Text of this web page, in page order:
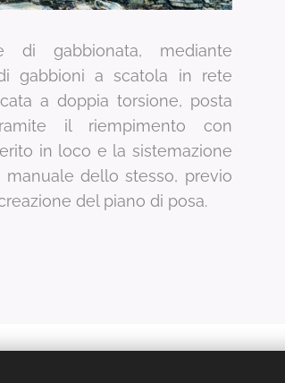
di gabbionata, mediante
gabbioni a scatola in rete
a doppia torsione, posta
il riempimento con
in loco e la sistemazione
manuale dello stesso, previo
del piano di posa.